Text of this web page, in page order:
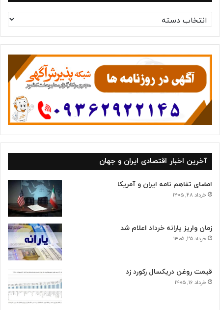
س
ت
ه‌
ه
آخرین اخبار اقتصادی ایران و جهان
امضای تفاهم نامه ایران و آمریکا
خرداد ۲۸, ۱۴۰۵
زمان واریز یارانه خرداد اعلام شد
خرداد ۲۵, ۱۴۰۵
قیمت روغن دریکسال رکورد زد
خرداد ۱۶, ۱۴۰۵